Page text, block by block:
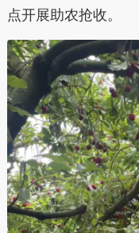
点开展助农抢收。